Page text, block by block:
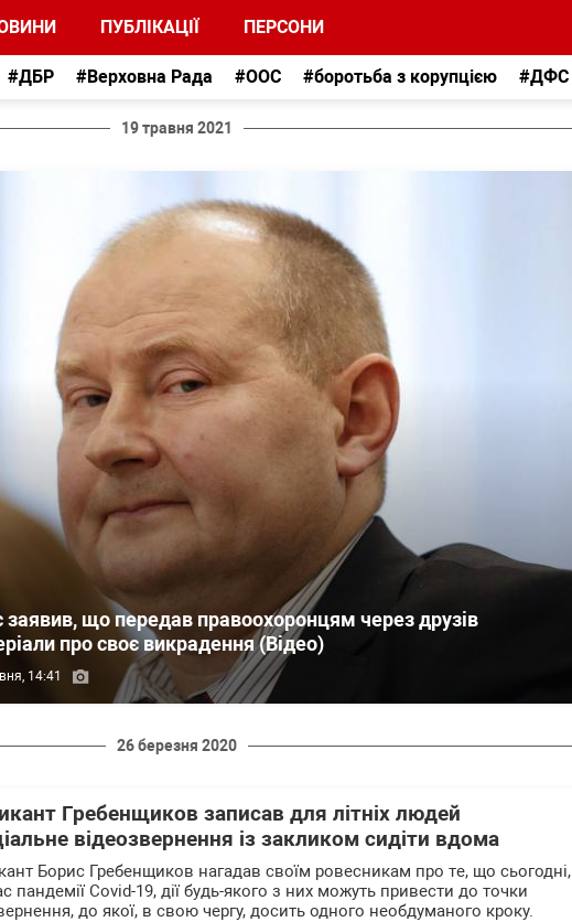
ПУБЛІКАЦІЇ ПЕРСОНИ
#ДБР #Верховна Рада #ООС #боротьба з корупцією #ДФС
19 травня 2021
заявив, що передав правоохоронцям через друзів
про своє викрадення (Відео)
14:41
26 березня 2020
Гребенщиков записав для літніх людей
відеозвернення із закликом сидіти вдома
Борис Гребенщиков нагадав своїм ровесникам про те, що сьогодні,
пандемії Covid-19, дії будь-якого з них можуть привести до точки
до якої, в свою чергу, досить одного необдуманого кроку.